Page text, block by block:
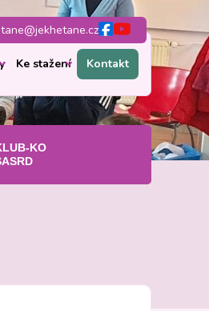
Ke stažení Kontakt
KO